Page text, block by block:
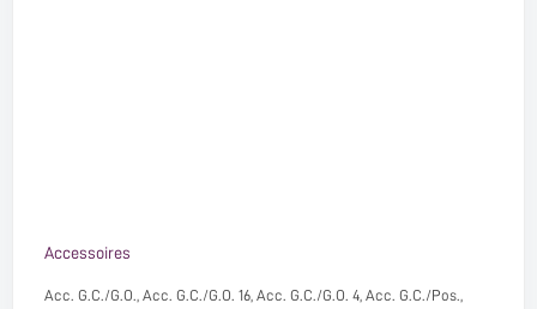
Accessoires
Acc. G.C./G.O., Acc. G.C./G.O. 16, Acc. G.C./G.O. 4, Acc. G.C./Pos.,